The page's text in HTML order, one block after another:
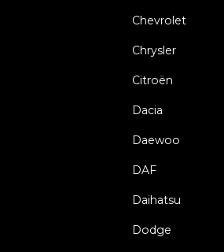
Chevrolet
Chrysler
Citroën
Dacia
Daewoo
DAF
Daihatsu
Dodge